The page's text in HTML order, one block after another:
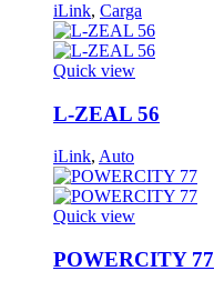
iLink, Carga
Quick view
L-ZEAL 56
iLink, Auto
Quick view
POWERCITY 77